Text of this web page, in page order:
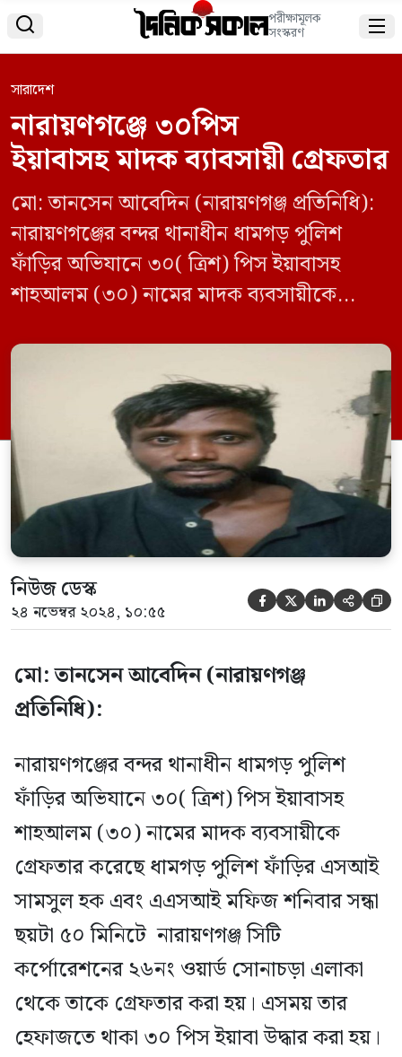
 পরীক্ষামূলক
সংস্করণ 
সারাদেশ
নারায়ণগঞ্জে ৩০পিস
ইয়াবাসহ মাদক ব্যাবসায়ী গ্রেফতার
মো: তানসেন আবেদিন (নারায়ণগঞ্জ প্রতিনিধি):
নারায়ণগঞ্জের বন্দর থানাধীন ধামগড় পুলিশ
ফাঁড়ির অভিযানে ৩০( ত্রিশ) পিস ইয়াবাসহ
শাহআলম (৩০) নামের মাদক ব্যবসায়ীকে
সামসুল হক এবং এএসআই মফিজ শনিবার সন্ধা
ছয়টা ৫০ মিনিটে নারায়ণগঞ্জ সিটি কর্পোরেশনের
২৬নং ওয়ার্ড সোনাচড়া এলাকা থেকে তাকে
গ্রেফতার করা হয়। এসময় তার হেফাজতে থাকা
৩০ পিস […]
নিউজ ডেস্ক
২৪ নভেম্বর ২০২৪, ১০:৫৫     
মো: তানসেন আবেদিন (নারায়ণগঞ্জ
প্রতিনিধি):
নারায়ণগঞ্জের বন্দর থানাধীন ধামগড় পুলিশ
ফাঁড়ির অভিযানে ৩০( ত্রিশ) পিস ইয়াবাসহ
শাহআলম (৩০) নামের মাদক ব্যবসায়ীকে
গ্রেফতার করেছে ধামগড় পুলিশ ফাঁড়ির এসআই
সামসুল হক এবং এএসআই মফিজ শনিবার সন্ধা
ছয়টা ৫০ মিনিটে নারায়ণগঞ্জ সিটি
কর্পোরেশনের ২৬নং ওয়ার্ড সোনাচড়া এলাকা
থেকে তাকে গ্রেফতার করা হয়। এসময় তার
হেফাজতে থাকা ৩০ পিস ইয়াবা উদ্ধার করা হয়।